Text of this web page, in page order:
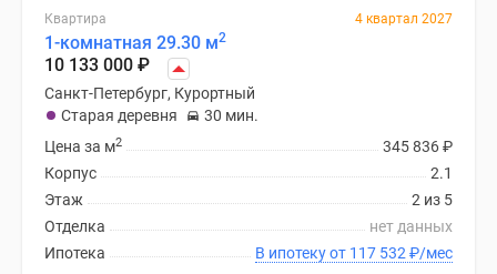
Квартира 4 квартал 2027
1-комнатная 29.30 м2
10 133 000 ₽
Санкт-Петербург, Курортный
Старая деревня
30 мин.
345 836₽
Цена за м2
2.1
Корпус
2 из 5
Этаж
нет данных
Отделка
В ипотеку от 117 532 ₽/мес
Ипотека